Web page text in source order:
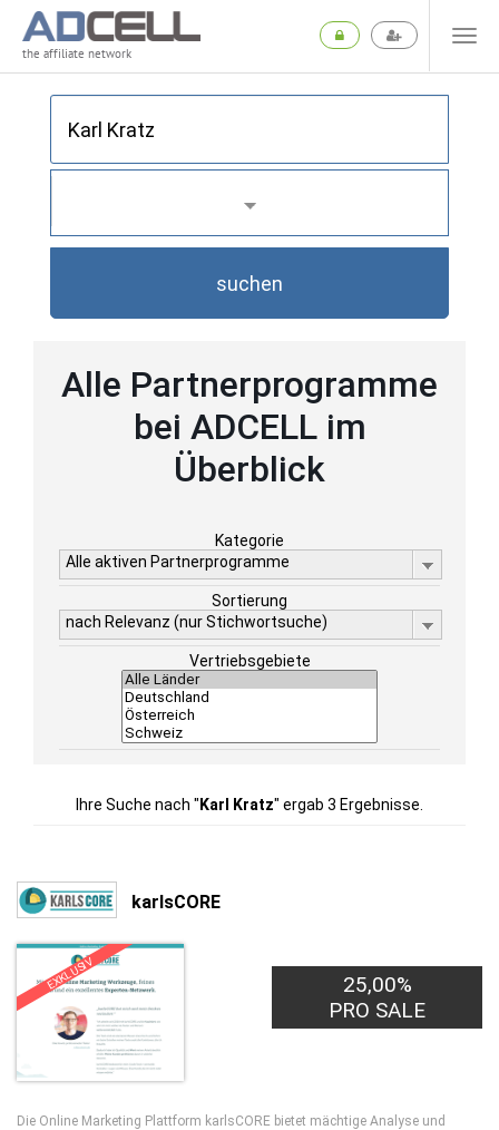
the affiliate network
suchen
Alle Partnerprogramme
bei ADCELL im
Überblick
Kategorie
Alle aktiven Partnerprogramme
Sortierung
nach Relevanz (nur Stichwortsuche)
Vertriebsgebiete
Ihre Suche nach " Karl Kratz" ergab 3 Ergebnisse.
karlsCORE
EXKLUSIV
25,00%
PRO SALE
Die Online Marketing Plattform karlsCORE bietet mächtige Analyse und